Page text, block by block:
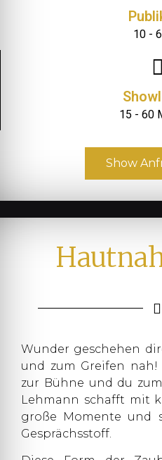
10 -
15 - 60
Show
Wunder geschehen
und zum Greifen nah!
zur Bühne und du
Lehmann schafft mit
große Momente und
Gesprächsstoff.